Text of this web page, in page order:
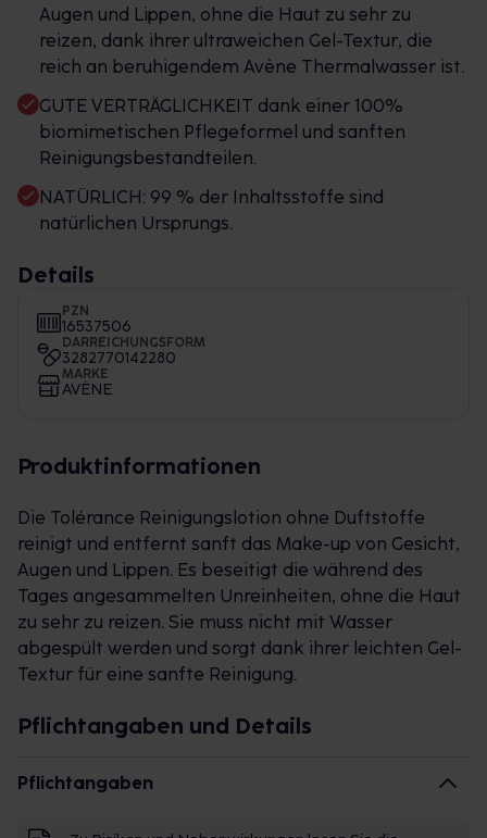
Augen und Lippen, ohne die Haut zu sehr zu
reizen, dank ihrer ultraweichen Gel-Textur, die
reich an beruhigendem Avène Thermalwasser ist.
GUTE VERTRÄGLICHKEIT dank einer 100%
biomimetischen Pflegeformel und sanften
Reinigungsbestandteilen.
NATÜRLICH: 99 % der Inhaltsstoffe sind
natürlichen Ursprungs.
Details
PZN
16537506
DARREICHUNGSFORM
3282770142280
MARKE
AVÈNE
Produktinformationen
Die Tolérance Reinigungslotion ohne Duftstoffe
reinigt und entfernt sanft das Make-up von Gesicht,
Augen und Lippen. Es beseitigt die während des
Tages angesammelten Unreinheiten, ohne die Haut
zu sehr zu reizen. Sie muss nicht mit Wasser
abgespült werden und sorgt dank ihrer leichten Gel-
Textur für eine sanfte Reinigung.
Pflichtangaben und Details
Pflichtangaben